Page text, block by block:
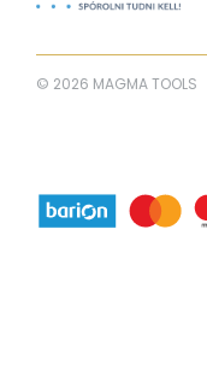
© 2026 MAGMA TOOLS